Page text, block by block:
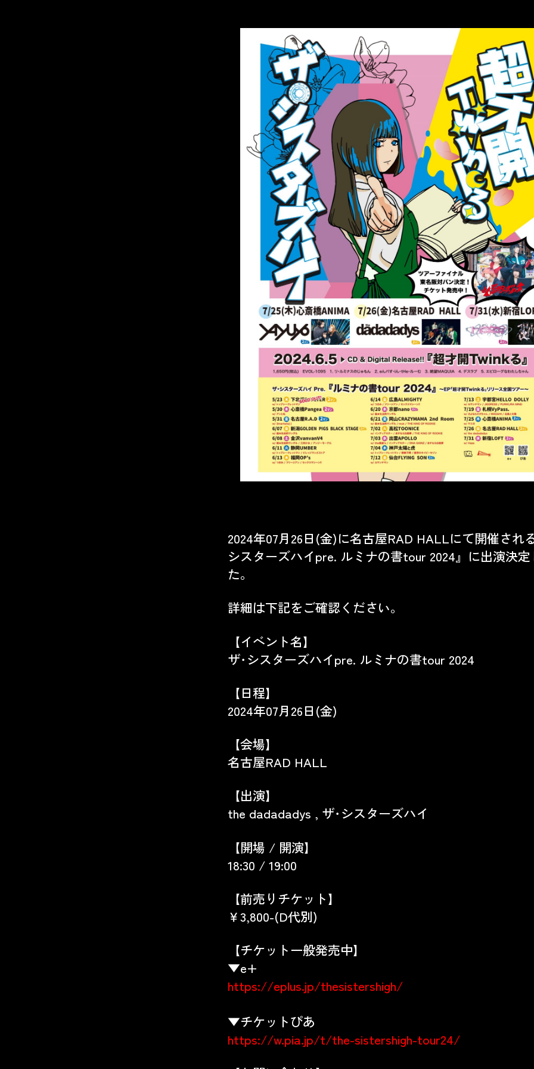
2024年07月26日(金)に名古屋RAD HALLにて開催され
シスターズハイpre. ルミナの書tour 2024』に出演決定
た。
詳細は下記をご確認ください。
【イベント名】
ザ･シスターズハイpre. ルミナの書tour 2024
【日程】
2024年07月26日(金)
【会場】
名古屋RAD HALL
【出演】
the dadadadys , ザ･シスターズハイ
【開場 / 開演】
18:30 / 19:00
【前売りチケット】
￥3,800-(D代別)
【チケット一般発売中】
▼e+
https://eplus.jp/thesistershigh/
▼チケットぴあ
https://w.pia.jp/t/the-sistershigh-tour24/